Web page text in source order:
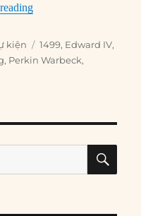
“23/11/1499: Hoàng tử
kiện Tags
1499, Edward IV,
, Perkin Warbeck,